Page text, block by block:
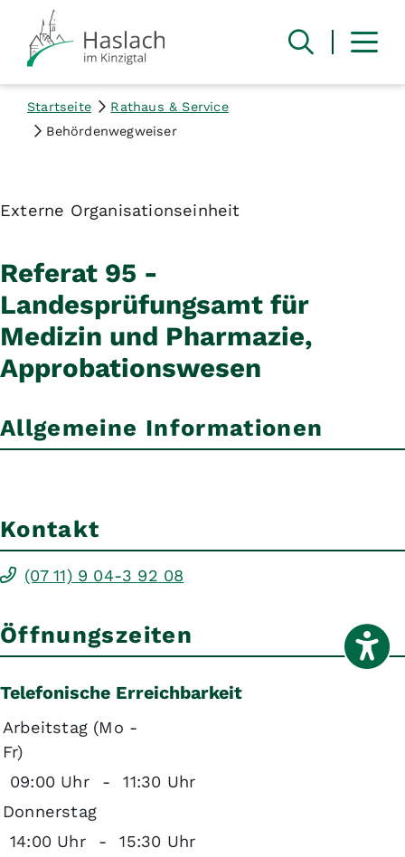
Startseite
Rathaus & Service
Behördenwegweiser
Externe Organisationseinheit
Referat 95 -
Landesprüfungsamt für
Medizin und Pharmazie,
Approbationswesen
Allgemeine Informationen
Kontakt
(07 11) 9 04-3 92 08
Öffnungszeiten
Telefonische Erreichbarkeit
Arbeitstag (Mo -
Fr)
09:00 Uhr
-
11:30 Uhr
Donnerstag
14:00 Uhr
- 15:30 Uhr